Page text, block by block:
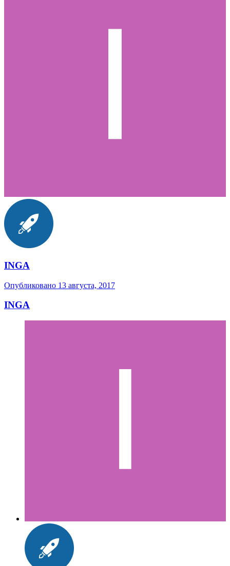
INGA
Опубликовано 13 августа, 2017
INGA